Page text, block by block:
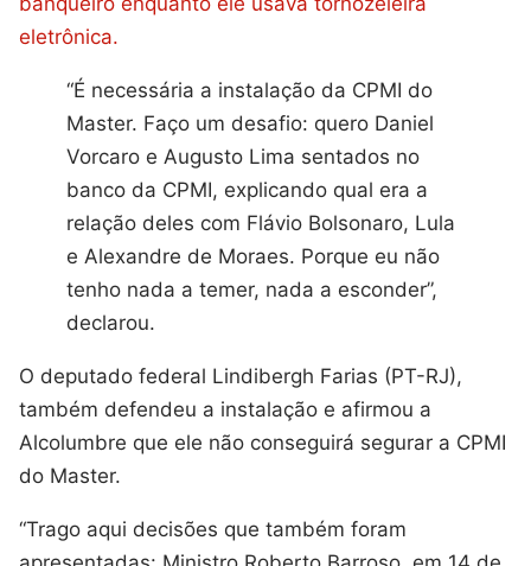
eletrônica.
“É necessária a instalação da CPMI do
Master. Faço um desafio: quero Daniel
Vorcaro e Augusto Lima sentados no
banco da CPMI, explicando qual era a
relação deles com Flávio Bolsonaro, Lula
e Alexandre de Moraes. Porque eu não
tenho nada a temer, nada a esconder”,
declarou.
O deputado federal Lindibergh Farias (PT-RJ),
também defendeu a instalação e afirmou a
Alcolumbre que ele não conseguirá segurar a CPMI
do Master.
“Trago aqui decisões que também foram